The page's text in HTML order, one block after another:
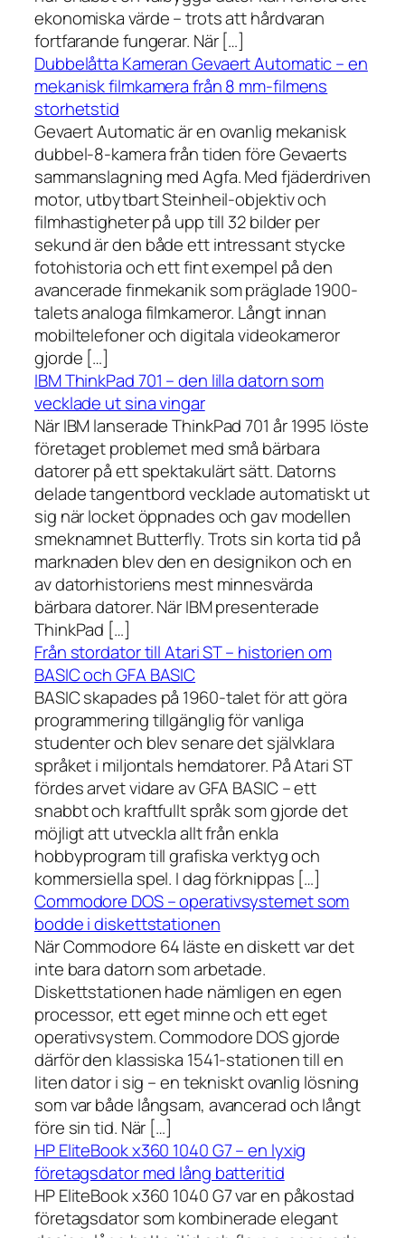
ekonomiska värde – trots att hårdvaran
fortfarande fungerar. När […]
Dubbelåtta Kameran Gevaert Automatic – en
mekanisk filmkamera från 8 mm-filmens
storhetstid
Gevaert Automatic är en ovanlig mekanisk
dubbel-8-kamera från tiden före Gevaerts
sammanslagning med Agfa. Med fjäderdriven
motor, utbytbart Steinheil-objektiv och
filmhastigheter på upp till 32 bilder per
sekund är den både ett intressant stycke
fotohistoria och ett fint exempel på den
avancerade finmekanik som präglade 1900-
talets analoga filmkameror. Långt innan
mobiltelefoner och digitala videokameror
gjorde […]
IBM ThinkPad 701 – den lilla datorn som
vecklade ut sina vingar
När IBM lanserade ThinkPad 701 år 1995 löste
företaget problemet med små bärbara
datorer på ett spektakulärt sätt. Datorns
delade tangentbord vecklade automatiskt ut
sig när locket öppnades och gav modellen
smeknamnet Butterfly. Trots sin korta tid på
marknaden blev den en designikon och en
av datorhistoriens mest minnesvärda
bärbara datorer. När IBM presenterade
ThinkPad […]
Från stordator till Atari ST – historien om
BASIC och GFA BASIC
BASIC skapades på 1960-talet för att göra
programmering tillgänglig för vanliga
studenter och blev senare det självklara
språket i miljontals hemdatorer. På Atari ST
fördes arvet vidare av GFA BASIC – ett
snabbt och kraftfullt språk som gjorde det
möjligt att utveckla allt från enkla
hobbyprogram till grafiska verktyg och
kommersiella spel. I dag förknippas […]
Commodore DOS – operativsystemet som
bodde i diskettstationen
När Commodore 64 läste en diskett var det
inte bara datorn som arbetade.
Diskettstationen hade nämligen en egen
processor, ett eget minne och ett eget
operativsystem. Commodore DOS gjorde
därför den klassiska 1541-stationen till en
liten dator i sig – en tekniskt ovanlig lösning
som var både långsam, avancerad och långt
före sin tid. När […]
HP EliteBook x360 1040 G7 – en lyxig
företagsdator med lång batteritid
HP EliteBook x360 1040 G7 var en påkostad
företagsdator som kombinerade elegant